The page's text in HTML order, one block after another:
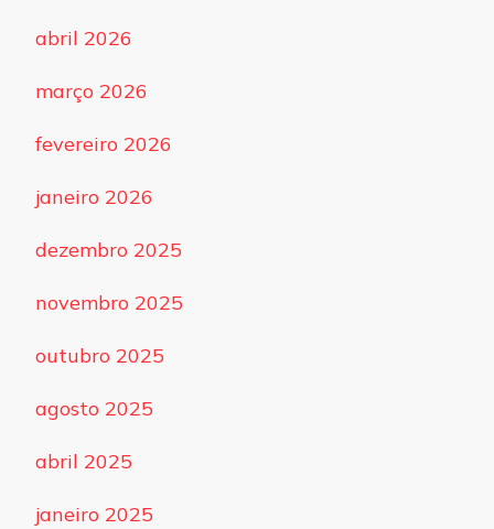
abril 2026
março 2026
fevereiro 2026
janeiro 2026
dezembro 2025
novembro 2025
outubro 2025
agosto 2025
abril 2025
janeiro 2025